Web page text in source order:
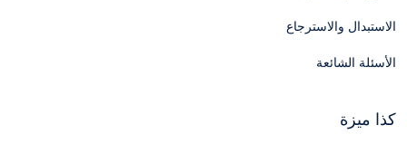
الاستبدال والاسترجاع
الأسئلة الشائعة
كذا ميزة